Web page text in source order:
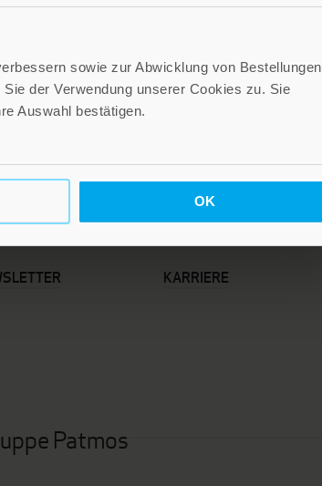
sowie zur Abwicklung von Bestellungen
der Verwendung unserer Cookies zu. Sie
Auswahl bestätigen.
OK
KARRIERE
Patmos